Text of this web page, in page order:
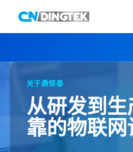
关于鼎恒泰
从研发到
靠的物联